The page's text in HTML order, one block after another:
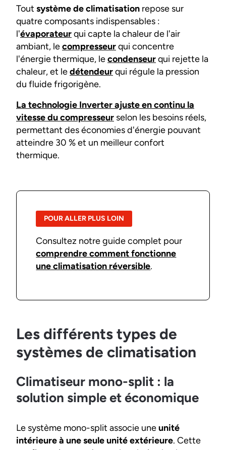
Tout système de climatisation repose sur
quatre composants indispensables :
l'évaporateurqui capte la chaleur de l'air
ambiant, lecompresseurqui concentre
l'énergie thermique, lecondenseurqui rejette la
chaleur, et ledétendeurqui régule la pression
du fluide frigorigène.
La technologie Inverter ajuste en continu la
vitesse du compresseur selon les besoins réels,
permettant des économies d'énergie pouvant
atteindre 30 % et un meilleur confort
thermique.
POUR ALLER PLUS LOIN
Consultez notre guide complet pour
comprendre comment fonctionne
une climatisation réversible.
Les différents types de
systèmes de climatisation
Climatiseur mono-split : la
solution simple et économique
Le système mono-split associe uneunité
intérieure à une seule unité extérieure. Cette